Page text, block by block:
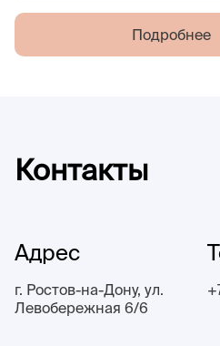
Подробнее
Контакты
Адрес
г. Ростов-на-Дону, ул.
Левобережная 6/6